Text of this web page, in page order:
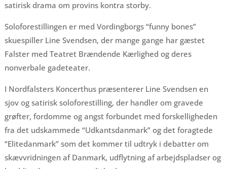
satirisk drama om provins kontra storby.
Soloforestillingen er med Vordingborgs “funny bones”
skuespiller Line Svendsen, der mange gange har gæstet
Falster med Teatret Brændende Kærlighed og deres
nonverbale gadeteater.
I Nordfalsters Koncerthus præsenterer Line Svendsen en
sjov og satirisk soloforestilling, der handler om gravede
grøfter, fordomme og angst forbundet med forskelligheden
fra det udskammede “Udkantsdanmark” og det foragtede
“Elitedanmark” som det kommer til udtryk i debatter om
skævvridningen af Danmark, udflytning af arbejdspladser og